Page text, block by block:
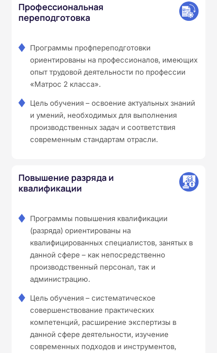
Профессиональная
переподготовка
Программы профпереподготовки
ориентированы на профессионалов, имеющих
опыт трудовой деятельности по профессии
«Матрос 2 класса».
Цель обучения – освоение актуальных знаний
и умений, необходимых для выполнения
производственных задач и соответствия
современным стандартам отрасли.
Повышение разряда и
квалификации
Программы повышения квалификации
(разряда) ориентированы на
квалифицированных специалистов, занятых в
данной сфере – как непосредственно
производственный персонал, так и
администрацию.
Цель обучения – систематическое
совершенствование практических
компетенций, расширение экспертизы в
данной сфере деятельности, изучение
современных подходов и инструментов,